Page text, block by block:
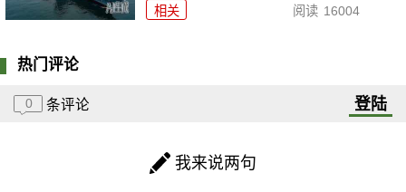
相关 阅读 16004
热门评论
0 条评论 登陆
我来说两句